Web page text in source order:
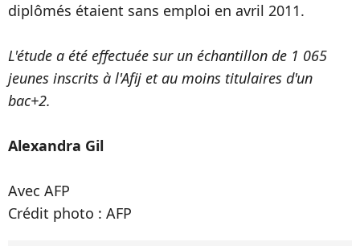
diplômés étaient sans emploi en avril 2011.
L'étude a été effectuée sur un échantillon de 1 065
jeunes inscrits à l'Afij et au moins titulaires d'un
bac+2.
Alexandra Gil
Avec AFP
Crédit photo : AFP